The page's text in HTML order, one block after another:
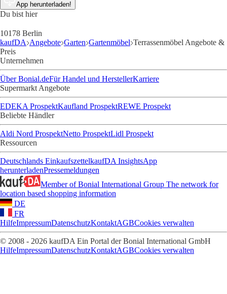
App herunterladen!
Du bist hier
10178 Berlin
kaufDA Angebote Garten Gartenmöbel Terrassenmöbel Angebote &
Preis
Unternehmen
Über Bonial.deFür Handel und HerstellerKarriere
Supermarkt Angebote
EDEKA ProspektKaufland ProspektREWE Prospekt
Beliebte Händler
Aldi Nord ProspektNetto ProspektLidl Prospekt
Ressourcen
Deutschlands EinkaufszettelkaufDA InsightsApp
herunterladenPressemeldungen
Member of Bonial International Group The network for
location based shopping information
DE
FR
HilfeImpressumDatenschutzKontaktAGBCookies verwalten
© 2008 - 2026 kaufDA Ein Portal der Bonial International GmbH
HilfeImpressumDatenschutzKontaktAGBCookies verwalten